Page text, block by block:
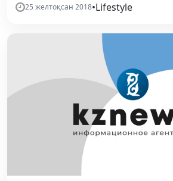
25 желтоқсан 2018•Lifestyle